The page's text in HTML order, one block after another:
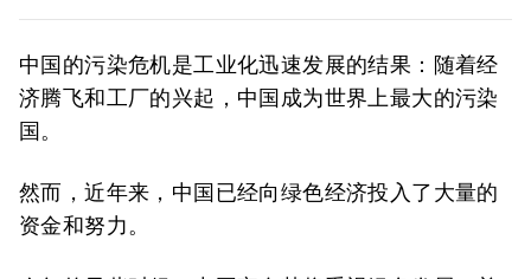
中国的污染危机是工业化迅速发展的结果：随着经
济腾飞和工厂的兴起，中国成为世界上最大的污染
国。
然而，近年来，中国已经向绿色经济投入了大量的
资金和努力。